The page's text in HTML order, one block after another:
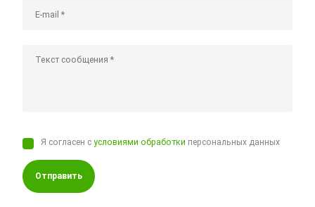
Я согласен сусловиями обработки персональных данных
Отправить